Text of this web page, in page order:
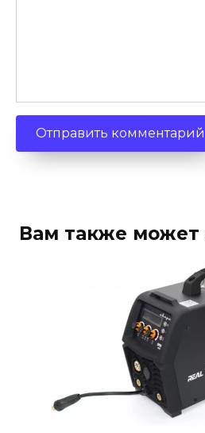
Вам также может